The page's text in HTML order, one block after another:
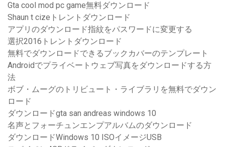
Gta cool mod pc game無料ダウンロード
Shaun t cizeトレントダウンロード
アプリのダウンロード指紋をパスワードに変更する
選択2016トレントダウンロード
無料でダウンロードできるブックカバーのテンプレート
Androidでプライベートウェブ写真をダウンロードする方
法
ボブ・ムーグのトリビュート・ライブラリを無料でダウン
ロード
ダウンロードgta san andreas windows 10
名声とフォーチュンエンプアルバムのダウンロード
ダウンロードWindows 10 ISOイメージUSB